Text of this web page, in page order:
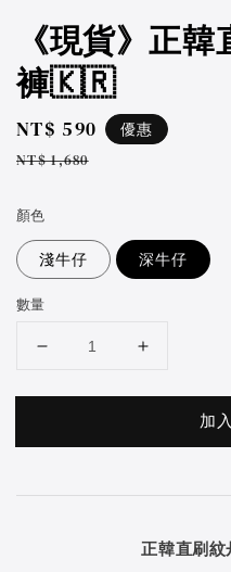
《現貨》正
褲🇰🇷
Sale
price
NT$ 590
Regular
NT$ 1,680
優惠
顏色
淺牛仔 深牛仔
數量
加
正韓直刷